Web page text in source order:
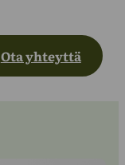
Ota yhteyttä